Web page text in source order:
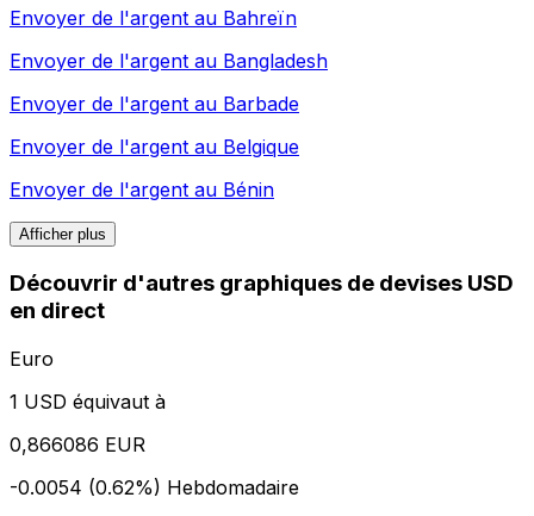
Envoyer de l'argent au Bahreïn
Envoyer de l'argent au Bangladesh
Envoyer de l'argent au Barbade
Envoyer de l'argent au Belgique
Envoyer de l'argent au Bénin
Afficher plus
Découvrir d'autres graphiques de devises USD
en direct
Euro
1 USD équivaut à
0,866086 EUR
-0.0054 (0.62%) Hebdomadaire